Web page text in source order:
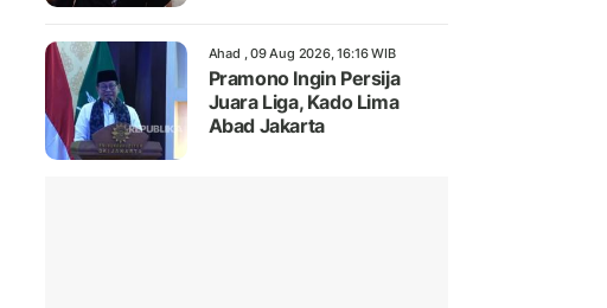
Ahad , 09 Aug 2026, 16:16 WIB
Pramono Ingin Persija
Juara Liga, Kado Lima
Abad Jakarta